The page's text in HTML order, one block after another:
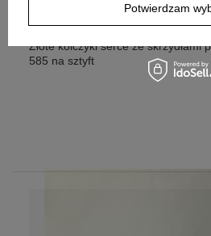
Złote kolczyki serce ze skrzydłami
585 na sztyft
Potwierdzam